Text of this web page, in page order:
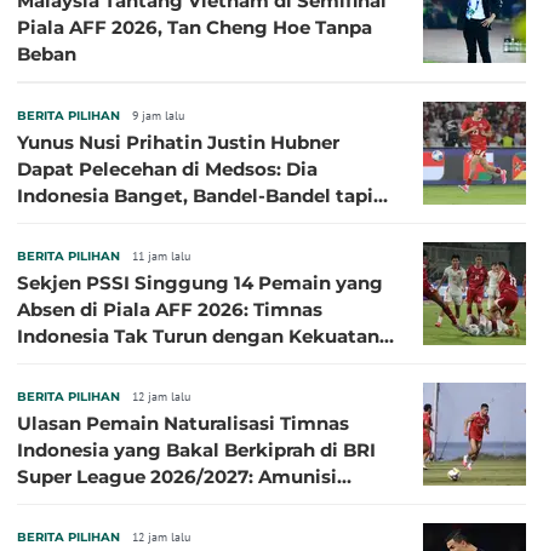
Piala AFF 2026, Tan Cheng Hoe Tanpa
Beban
BERITA PILIHAN 9 jam lalu
Yunus Nusi Prihatin Justin Hubner
Dapat Pelecehan di Medsos: Dia
Indonesia Banget, Bandel-Bandel tapi
BERITA PILIHAN 11 jam lalu
Sekjen PSSI Singgung 14 Pemain yang
Absen di Piala AFF 2026: Timnas
Indonesia Tak Turun dengan Kekuatan
BERITA PILIHAN 12 jam lalu
Ulasan Pemain Naturalisasi Timnas
Indonesia yang Bakal Berkiprah di BRI
Super League 2026/2027: Amunisi
BERITA PILIHAN 12 jam lalu